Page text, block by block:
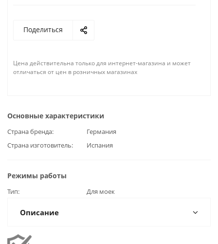
Поделиться
Цена действительна только для интернет-магазина и может
отличаться от цен в розничных магазинах
Основные характеристики
Страна бренда
Германия
Страна изготовитель
Испания
Режимы работы
Тип Для моек
Описание